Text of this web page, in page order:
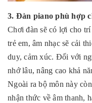
3. Đàn piano phù hợp
Chơi đàn sẽ có lợi cho
trẻ em, âm nhạc sẽ cải
duy, cảm xúc. Đối với
nhớ lâu, nâng cao khả
Ngoài ra bộ môn này
nhận thức về âm thanh,